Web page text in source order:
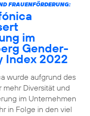
FRAUENFÖRDERUNG:
im
Gender-
Index 2022
wurde aufgrund des
mehr Diversität und
im Unternehmen
in Folge in den viel